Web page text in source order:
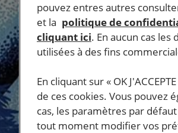
pouvez entres autres
et la politique de
cliquant ici. En aucun cas
utilisées à des fins
En cliquant sur « OK
de ces cookies. Vous pouvez
cas, les paramètres par
tout moment modifier vos